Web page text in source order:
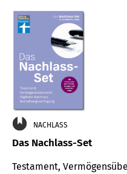
NACHLASS
Das Nachlass-Set
Testament,